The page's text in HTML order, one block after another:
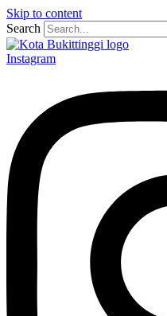
Skip to content
Search
Instagram